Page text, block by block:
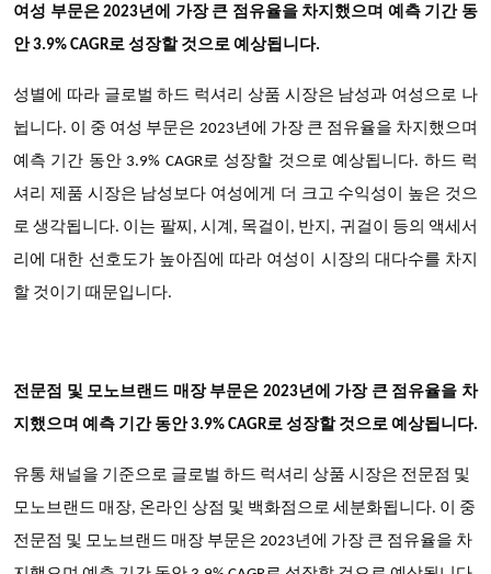
여성 부문은 2023년에 가장 큰 점유율을 차지했으며 예측 기간 동
안 3.9% CAGR로 성장할 것으로 예상됩니다.
성별에 따라 글로벌 하드 럭셔리 상품 시장은 남성과 여성으로 나
뉩니다. 이 중 여성 부문은 2023년에 가장 큰 점유율을 차지했으며
예측 기간 동안 3.9% CAGR로 성장할 것으로 예상됩니다. 하드 럭
셔리 제품 시장은 남성보다 여성에게 더 크고 수익성이 높은 것으
로 생각됩니다. 이는 팔찌, 시계, 목걸이, 반지, 귀걸이 등의 액세서
리에 대한 선호도가 높아짐에 따라 여성이 시장의 대다수를 차지
할 것이기 때문입니다.
전문점 및 모노브랜드 매장 부문은 2023년에 가장 큰 점유율을 차
지했으며 예측 기간 동안 3.9% CAGR로 성장할 것으로 예상됩니다.
유통 채널을 기준으로 글로벌 하드 럭셔리 상품 시장은 전문점 및
모노브랜드 매장, 온라인 상점 및 백화점으로 세분화됩니다. 이 중
전문점 및 모노브랜드 매장 부문은 2023년에 가장 큰 점유율을 차